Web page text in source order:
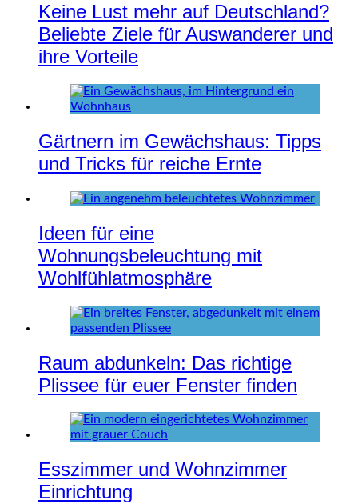
Keine Lust mehr auf Deutschland?
Beliebte Ziele für Auswanderer und
ihre Vorteile
Gärtnern im Gewächshaus: Tipps
und Tricks für reiche Ernte
Ideen für eine
Wohnungsbeleuchtung mit
Wohlfühlatmosphäre
Raum abdunkeln: Das richtige
Plissee für euer Fenster finden
Esszimmer und Wohnzimmer
Einrichtung